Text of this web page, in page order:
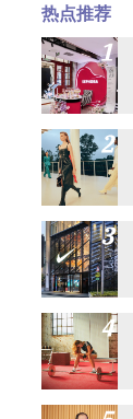
热点推荐